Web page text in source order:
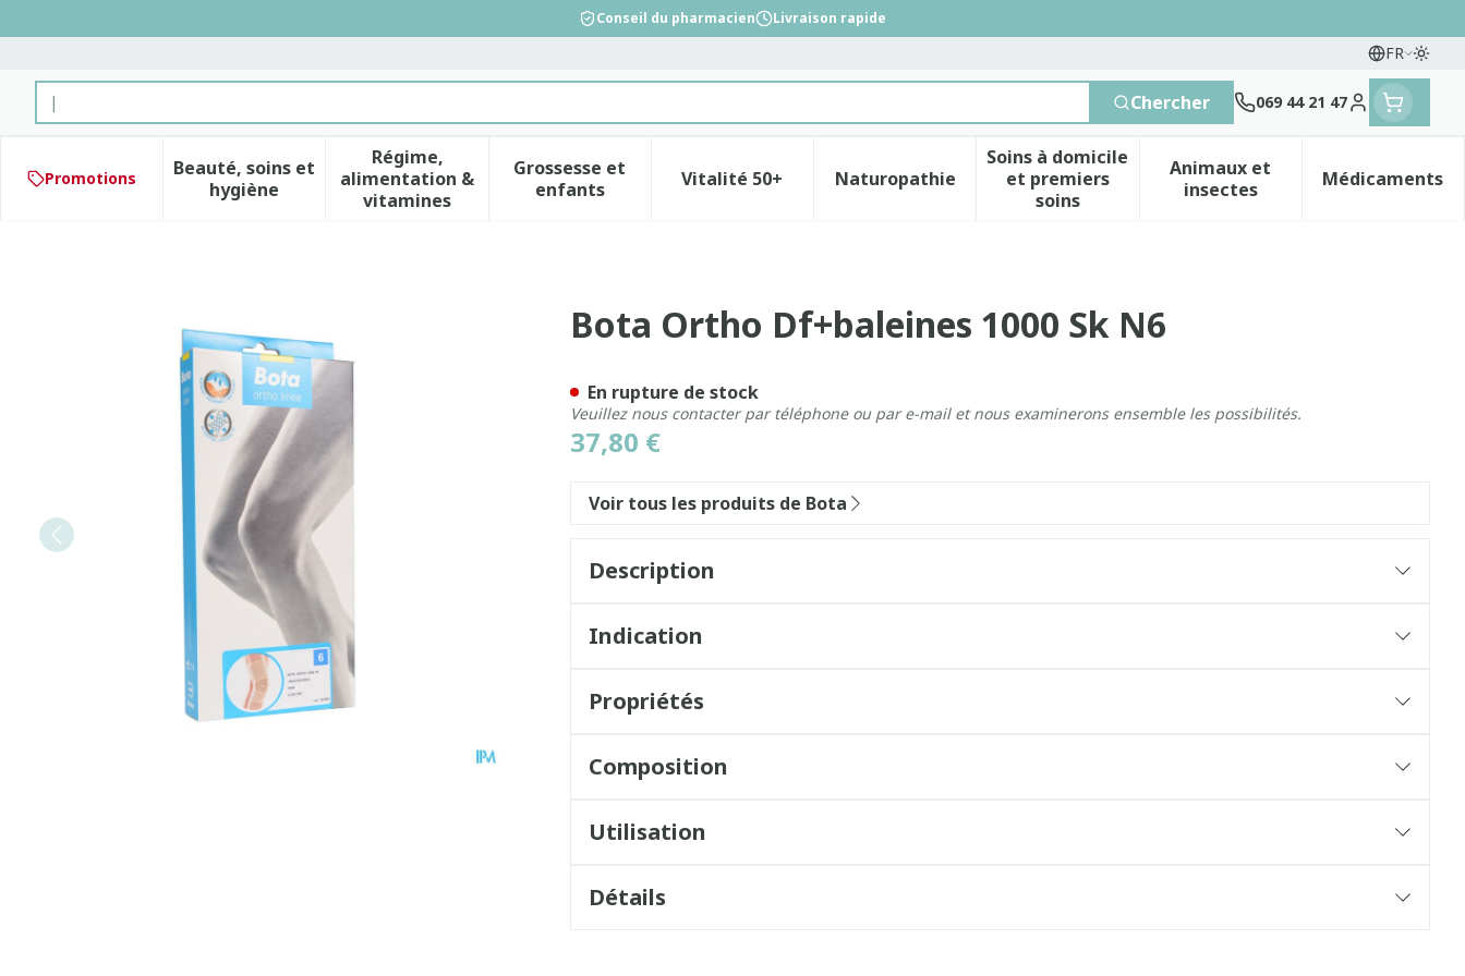
Conseil du pharmacien Livraison rapide
FR
Langues
Rechercher
Chercher 069 44 21 47
Menu client
Promotions
Beauté, soins et
hygièneAfficher le sous-menu pour la catégorie Beauté, soins et hygiène
Régime,
alimentation &
vitamines
Afficher le sous-menu pour la catégorie Régime, alimentation & vitamines
Grossesse et
enfants
Afficher le sous-menu pour la catégorie Grossesse et enfants
Vitalité 50+Afficher le sous-menu pour la catégorie Vitalité 50+
NaturopathieAfficher le sous-menu pour la catégorie Naturopathie
Soins à domicile
et premiers
soins
Afficher le sous-menu pour la catégorie
Animaux et
insectesAfficher le sous-menu
Médicaments
Afficher
Bota Ortho Df+baleines 1000 Sk N6Bota Ortho Df+baleines 1000 Sk N6
37,80 €
En rupture de stock
Veuillez nous contacter par téléphone ou par e-mail et nous examinerons ensemble les possibilités.
Voir tous les produits de Bota
Description
Indication
Propriétés
Composition
Utilisation
Détails